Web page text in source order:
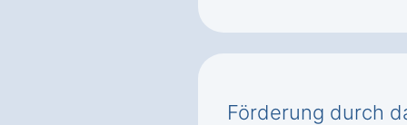
Förderung durch